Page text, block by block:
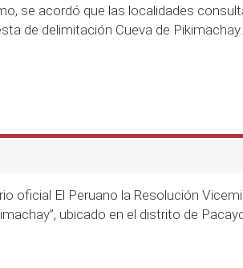
se acordó que las localidades
de delimitación Cueva de
oficial El Peruano la Resolución
ubicado en el distrito de